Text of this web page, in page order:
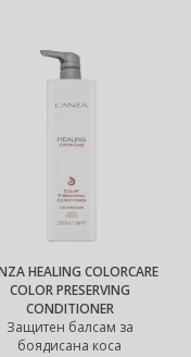
HEALING COLORCARE
COLOR PRESERVING
CONDITIONER
Защитен балсам за
боядисана коса